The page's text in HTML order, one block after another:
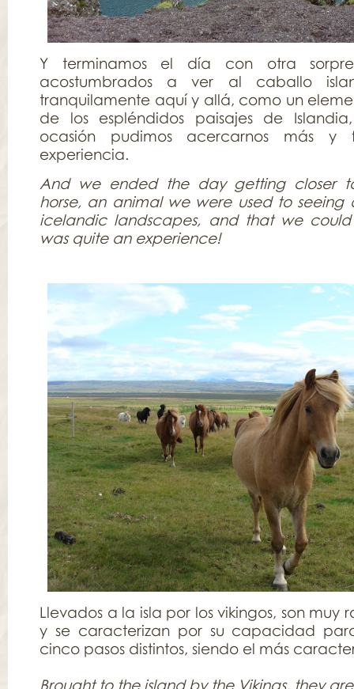
Y terminamos el día con otra
acostumbrados a ver al caballo
tranquilamente aquí y allá, como un
de los espléndidos paisajes de
ocasión pudimos acercarnos más
experiencia.
And we ended the day getting closer
horse, an animal we were used to
icelandic landscapes, and that we
was quite an experience!
Llevados a la isla por los vikingos, son muy
y se caracterizan por su capacidad
cinco pasos distintos, siendo el más
Brought to the island by the Vikings, they